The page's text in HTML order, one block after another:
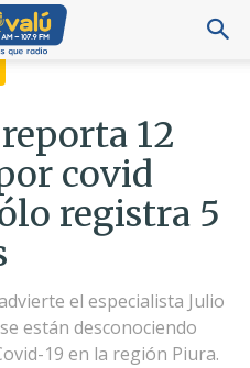
12
covid
registra 5
el especialista Julio
están desconociendo
19 en la región Piura.